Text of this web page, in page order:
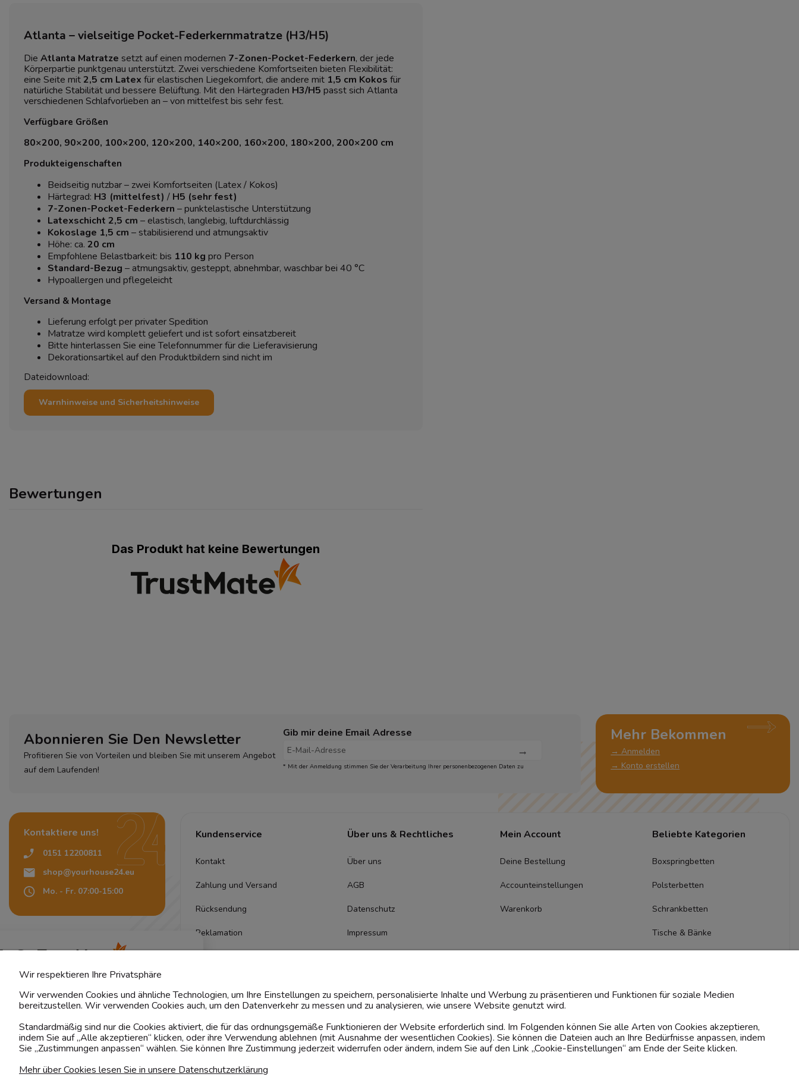
Atlanta – vielseitige Pocket-Federkernmatratze (H3/H5)
Die Atlanta Matratze setzt auf einen modernen 7-Zonen-Pocket-Federkern, der jede
Körperpartie punktgenau unterstützt. Zwei verschiedene Komfortseiten bieten Flexibilität:
eine Seite mit2,5 cm Latex für elastischen Liegekomfort, die andere mit 1,5 cm Kokos für
natürliche Stabilität und bessere Belüftung. Mit den Härtegraden H3/H5 passt sich Atlanta
verschiedenen Schlafvorlieben an – von mittelfest bis sehr fest.
Verfügbare Größen
80×200, 90×200, 100×200, 120×200, 140×200, 160×200, 180×200, 200×200 cm
Produkteigenschaften
Beidseitig nutzbar – zwei Komfortseiten (Latex / Kokos)
Härtegrad: H3 (mittelfest) / H5 (sehr fest)
7-Zonen-Pocket-Federkern – punktelastische Unterstützung
Latexschicht 2,5 cm – elastisch, langlebig, luftdurchlässig
Kokoslage 1,5 cm – stabilisierend und atmungsaktiv
Höhe: ca. 20 cm
Empfohlene Belastbarkeit: bis 110 kg pro Person
Standard-Bezug – atmungsaktiv, gesteppt, abnehmbar, waschbar bei 40 °C
Hypoallergen und pflegeleicht
Versand & Montage
Lieferung erfolgt per privater Spedition
Matratze wird komplett geliefert und ist sofort einsatzbereit
Bitte hinterlassen Sie eine Telefonnummer für die Lieferavisierung
Dekorationsartikel auf den Produktbildern sind nicht im
Dateidownload:
Warnhinweise und Sicherheitshinweise
Bewertungen
Das Produkt hat keine Bewertungen
Abonnieren Sie Den Newsletter
Profitieren Sie von Vorteilen und bleiben Sie mit unserem Angebot
auf dem Laufenden!
Gib mir deine Email Adresse
* Mit der Anmeldung stimmen Sie der Verarbeitung Ihrer personenbezogenen Daten zu
Mehr Bekommen
→ Anmelden
→ Konto erstellen
Kontaktiere uns!
0151 12200811
shop@yourhouse24.eu
Mo. - Fr. 07:00-15:00
Basierend auf 373 Bewertungen
Kundenservice
Kontakt
Zahlung und Versand
Rücksendung
Reklamation
Lieferung
Qualität
Garantie
Über uns & Rechtliches
Über uns
AGB
Datenschutz
Impressum
Mein Account
Deine Bestellung
Accounteinstellungen
Warenkorb
Beliebte Kategorien
Boxspringbetten
Polsterbetten
Schrankbetten
Tische & Bänke
Wir respektieren Ihre Privatsphäre
Wir verwenden Cookies und ähnliche Technologien, um Ihre Einstellungen zu speichern, personalisierte Inhalte und Werbung zu präsentieren und Funktionen für soziale Medien
bereitzustellen. Wir verwenden Cookies auch, um den Datenverkehr zu messen und zu analysieren, wie unsere Website genutzt wird.
Standardmäßig sind nur die Cookies aktiviert, die für das ordnungsgemäße Funktionieren der Website erforderlich sind. Im Folgenden können Sie alle Arten von Cookies akzeptieren,
indem Sie auf „Alle akzeptieren“ klicken, oder ihre Verwendung ablehnen (mit Ausnahme der wesentlichen Cookies). Sie können die Dateien auch an Ihre Bedürfnisse anpassen, indem
Sie „Zustimmungen anpassen“ wählen. Sie können Ihre Zustimmung jederzeit widerrufen oder ändern, indem Sie auf den Link „Cookie-Einstellungen“ am Ende der Seite klicken.
Mehr über Cookies lesen Sie in unsere Datenschutzerklärung